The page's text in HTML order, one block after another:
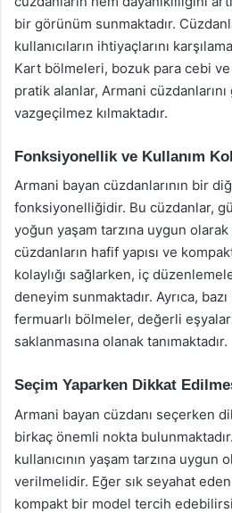
bir görünüm sunmaktadır.
kullanıcıların ihtiyaçlarını
Kart bölmeleri, bozuk para cebi
pratik alanlar, Armani
vazgeçilmez kılmaktadır.
Fonksiyonellik ve Kullanım
Armani bayan cüzdanlarının bir
fonksiyonelliğidir. Bu cüzdanlar,
yoğun yaşam tarzına uygun olarak
cüzdanların hafif yapısı ve
kolaylığı sağlarken, iç
deneyim sunmaktadır. Ayrıca,
fermuarlı bölmeler, değerli
saklanmasına olanak tanımaktadır.
Seçim Yaparken Dikkat
Armani bayan cüzdanı seçerken
birkaç önemli nokta
kullanıcının yaşam tarzına uygun
verilmelidir. Eğer sık seyahat
kompakt bir model tercih